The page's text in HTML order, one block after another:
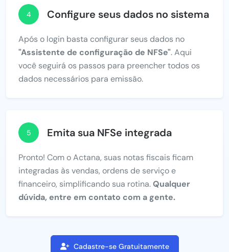
4 Configure seus dados no sistema
Após o login basta configurar seus dados no
"Assistente de configuração de NFSe". Aqui
você seguirá os passos para preencher todos os
dados necessários para emissão.
5 Emita sua NFSe integrada
Pronto! Com o Actana, suas notas fiscais ficam
integradas às vendas, ordens de serviço e
financeiro, simplificando sua rotina.Qualquer
dúvida, entre em contato com a gente.
Cadastre-se Gratuitamente